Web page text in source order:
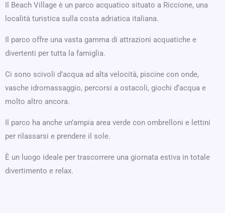
Il Beach Village è un parco acquatico situato a Riccione, una
località turistica sulla costa adriatica italiana.
Il parco offre una vasta gamma di attrazioni acquatiche e
divertenti per tutta la famiglia.
Ci sono scivoli d’acqua ad alta velocità, piscine con onde,
vasche idromassaggio, percorsi a ostacoli, giochi d’acqua e
molto altro ancora.
Il parco ha anche un’ampia area verde con ombrelloni e lettini
per rilassarsi e prendere il sole.
È un luogo ideale per trascorrere una giornata estiva in totale
divertimento e relax.